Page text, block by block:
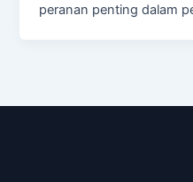
peranan penting dalam